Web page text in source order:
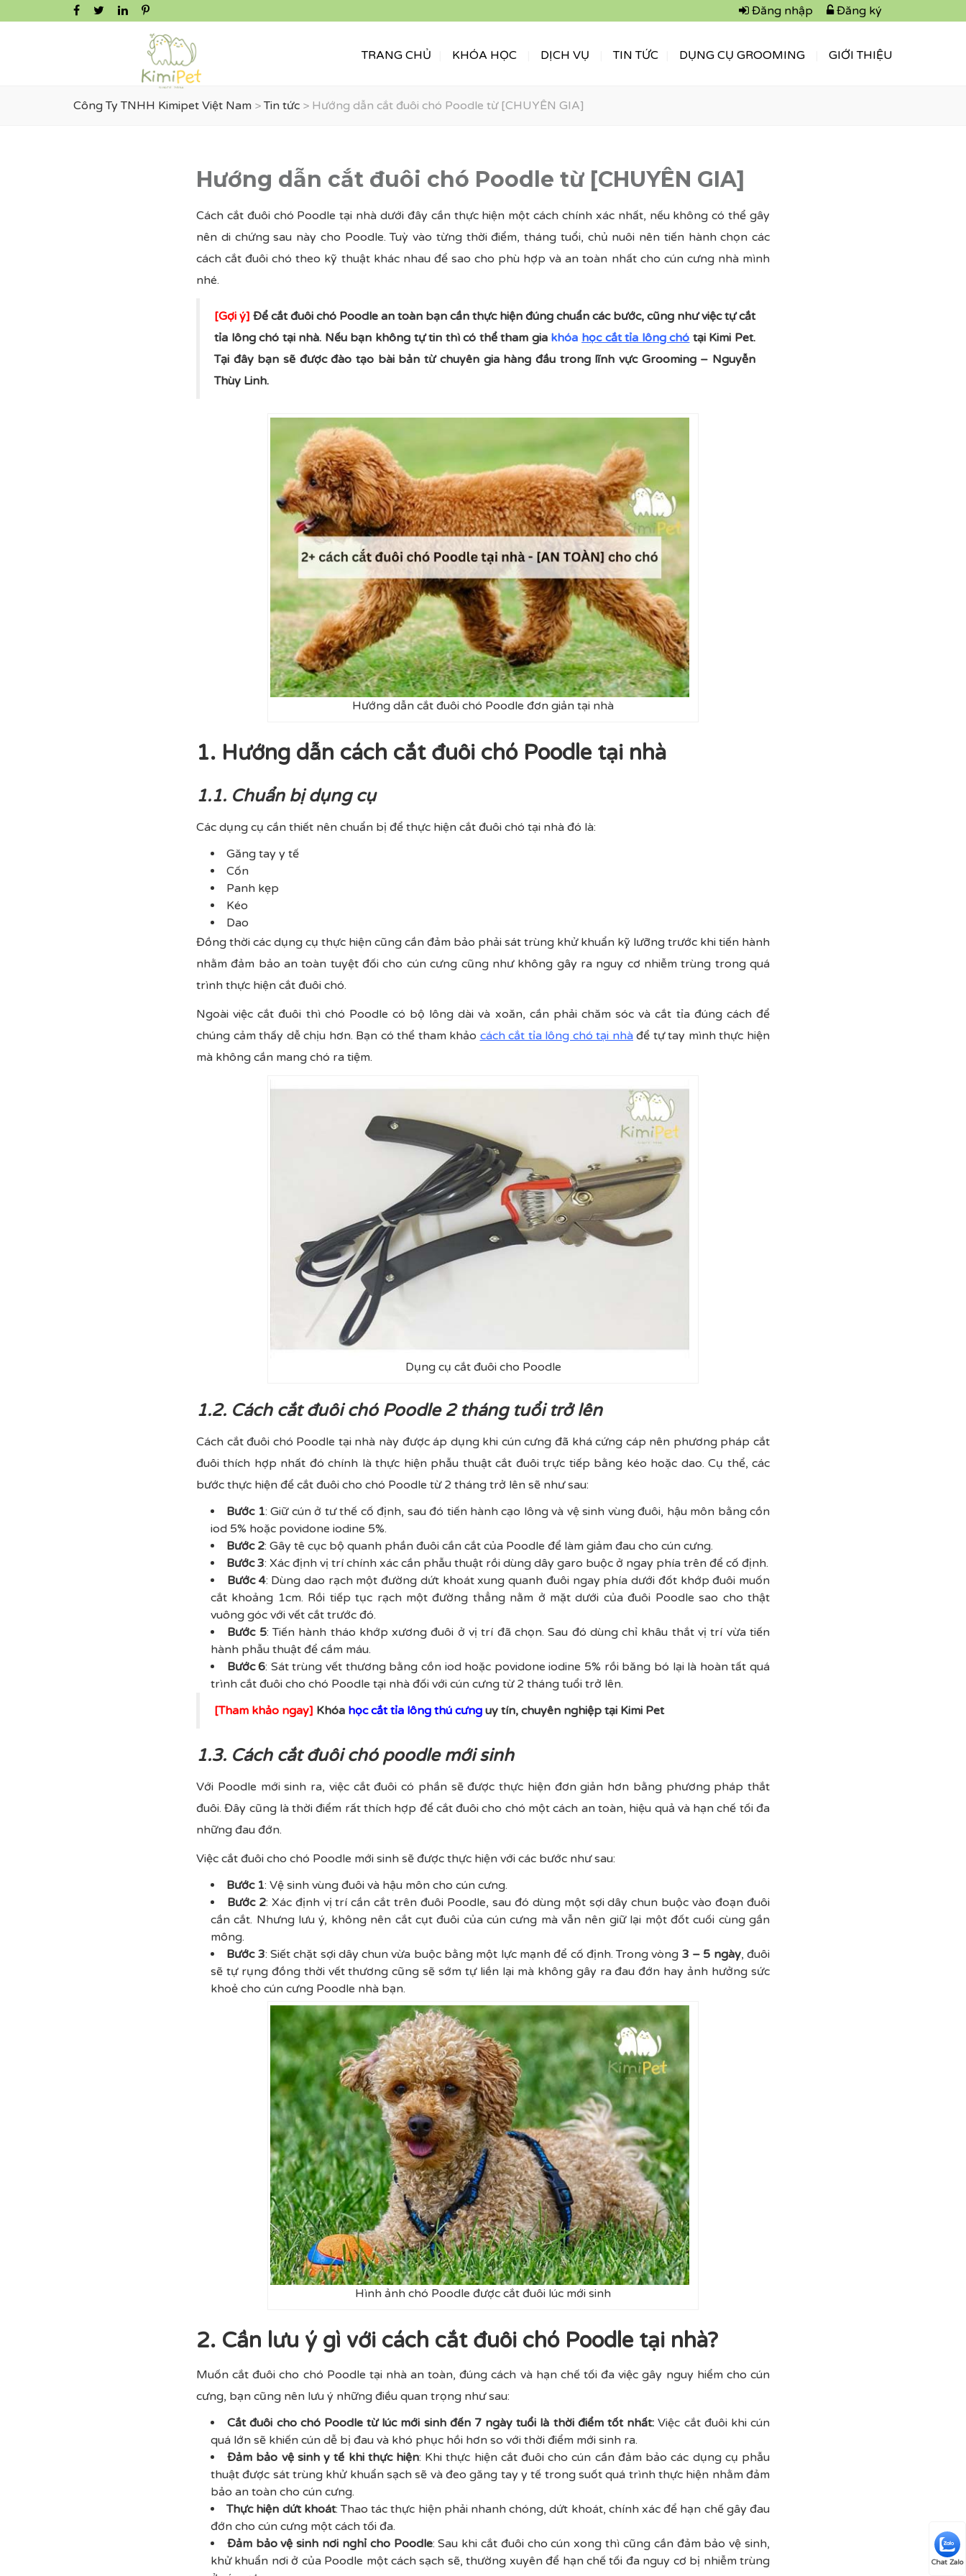
Đăng nhập Đăng ký
TRANG CHỦ KHÓA HỌC DỊCH VỤ TIN TỨC DỤNG CỤ GROOMING GIỚI THIỆU
Công Ty TNHH Kimipet Việt Nam >Tin tức > Hướng dẫn cắt đuôi chó Poodle từ [CHUYÊN GIA]
Hướng dẫn cắt đuôi chó Poodle từ [CHUYÊN GIA]
Cách cắt đuôi chó Poodle tại nhà dưới đây cần thực hiện một cách chính xác nhất, nếu không có thể gây
nên di chứng sau này cho Poodle. Tuỳ vào từng thời điểm, tháng tuổi, chủ nuôi nên tiến hành chọn các
cách cắt đuôi chó theo kỹ thuật khác nhau để sao cho phù hợp và an toàn nhất cho cún cưng nhà mình
nhé.
[Gợi ý] Để cắt đuôi chó Poodle an toàn bạn cần thực hiện đúng chuẩn các bước, cũng như việc tự cắt
tỉa lông chó tại nhà. Nếu bạn không tự tin thì có thể tham gia khóa học cắt tỉa lông chó tại Kimi Pet.
Tại đây bạn sẽ được đào tạo bài bản từ chuyên gia hàng đầu trong lĩnh vực Grooming – Nguyễn
Thùy Linh.
Hướng dẫn cắt đuôi chó Poodle đơn giản tại nhà
1. Hướng dẫn cách cắt đuôi chó Poodle tại nhà
1.1. Chuẩn bị dụng cụ
Các dụng cụ cần thiết nên chuẩn bị để thực hiện cắt đuôi chó tại nhà đó là:
Găng tay y tế
Cốn
Panh kẹp
Kéo
Dao
Đồng thời các dụng cụ thực hiện cũng cần đảm bảo phải sát trùng khử khuẩn kỹ lưỡng trước khi tiến hành
nhằm đảm bảo an toàn tuyệt đối cho cún cưng cũng như không gây ra nguy cơ nhiễm trùng trong quá
trình thực hiện cắt đuôi chó.
Ngoài việc cắt đuôi thì chó Poodle có bộ lông dài và xoăn, cần phải chăm sóc và cắt tỉa đúng cách để
chúng cảm thấy dễ chịu hơn. Bạn có thể tham khảo cách cắt tỉa lông chó tại nhàđể tự tay mình thực hiện
mà không cần mang chó ra tiệm.
Dụng cụ cắt đuôi cho Poodle
1.2. Cách cắt đuôi chó Poodle 2 tháng tuổi trở lên
Cách cắt đuôi chó Poodle tại nhà này được áp dụng khi cún cưng đã khá cứng cáp nên phương pháp cắt
đuôi thích hợp nhất đó chính là thực hiện phẫu thuật cắt đuôi trực tiếp bằng kéo hoặc dao. Cụ thể, các
bước thực hiện để cắt đuôi cho chó Poodle từ 2 tháng trở lên sẽ như sau:
Bước 1: Giữ cún ở tư thế cố định, sau đó tiến hành cạo lông và vệ sinh vùng đuôi, hậu môn bằng cồn
iod 5% hoặc povidone iodine 5%.
Bước 2: Gây tê cục bộ quanh phần đuôi cần cắt của Poodle để làm giảm đau cho cún cưng.
Bước 3: Xác định vị trí chính xác cần phẫu thuật rồi dùng dây garo buộc ở ngay phía trên để cố định.
Bước 4: Dùng dao rạch một đường dứt khoát xung quanh đuôi ngay phía dưới đốt khớp đuôi muốn
cắt khoảng 1cm. Rồi tiếp tục rạch một đường thẳng nằm ở mặt dưới của đuôi Poodle sao cho thật
vuông góc với vết cắt trước đó.
Bước 5: Tiến hành tháo khớp xương đuôi ở vị trí đã chọn. Sau đó dùng chỉ khâu thắt vị trí vừa tiến
hành phẫu thuật để cầm máu.
Bước 6: Sát trùng vết thương bằng cồn iod hoặc povidone iodine 5% rồi băng bó lại là hoàn tất quá
trình cắt đuôi cho chó Poodle tại nhà đối với cún cưng từ 2 tháng tuổi trở lên.
[Tham khảo ngay] Khóa học cắt tỉa lông thú cưng uy tín, chuyên nghiệp tại Kimi Pet
1.3. Cách cắt đuôi chó poodle mới sinh
Với Poodle mới sinh ra, việc cắt đuôi có phần sẽ được thực hiện đơn giản hơn bằng phương pháp thắt
đuôi. Đây cũng là thời điểm rất thích hợp để cắt đuôi cho chó một cách an toàn, hiệu quả và hạn chế tối đa
những đau đớn.
Việc cắt đuôi cho chó Poodle mới sinh sẽ được thực hiện với các bước như sau:
Bước 1: Vệ sinh vùng đuôi và hậu môn cho cún cưng.
Bước 2: Xác định vị trí cần cắt trên đuôi Poodle, sau đó dùng một sợi dây chun buộc vào đoạn đuôi
cần cắt. Nhưng lưu ý, không nên cắt cụt đuôi của cún cưng mà vẫn nên giữ lại một đốt cuối cùng gần
mông.
Bước 3: Siết chặt sợi dây chun vừa buộc bằng một lực mạnh để cố định. Trong vòng 3 – 5 ngày, đuôi
sẽ tự rụng đồng thời vết thương cũng sẽ sớm tự liền lại mà không gây ra đau đớn hay ảnh hưởng sức
khoẻ cho cún cưng Poodle nhà bạn.
Hình ảnh chó Poodle được cắt đuôi lúc mới sinh
2. Cần lưu ý gì với cách cắt đuôi chó Poodle tại nhà?
Muốn cắt đuôi cho chó Poodle tại nhà an toàn, đúng cách và hạn chế tối đa việc gây nguy hiểm cho cún
cưng, bạn cũng nên lưu ý những điều quan trọng như sau:
Cắt đuôi cho chó Poodle từ lúc mới sinh đến 7 ngày tuổi là thời điểm tốt nhất:Việc cắt đuôi khi cún
quá lớn sẽ khiến cún dễ bị đau và khó phục hồi hơn so với thời điểm mới sinh ra.
Đảm bảo vệ sinh y tế khi thực hiện: Khi thực hiện cắt đuôi cho cún cần đảm bảo các dụng cụ phẫu
thuật được sát trùng khử khuẩn sạch sẽ và đeo găng tay y tế trong suốt quá trình thực hiện nhằm đảm
bảo an toàn cho cún cưng.
Thực hiện dứt khoát: Thao tác thực hiện phải nhanh chóng, dứt khoát, chính xác để hạn chế gây đau
đớn cho cún cưng một cách tối đa.
Đảm bảo vệ sinh nơi nghỉ cho Poodle: Sau khi cắt đuôi cho cún xong thì cũng cần đảm bảo vệ sinh,
khử khuẩn nơi ở của Poodle một cách sạch sẽ, thường xuyên để hạn chế tối đa nguy cơ bị nhiễm trùng
Chat Zalo